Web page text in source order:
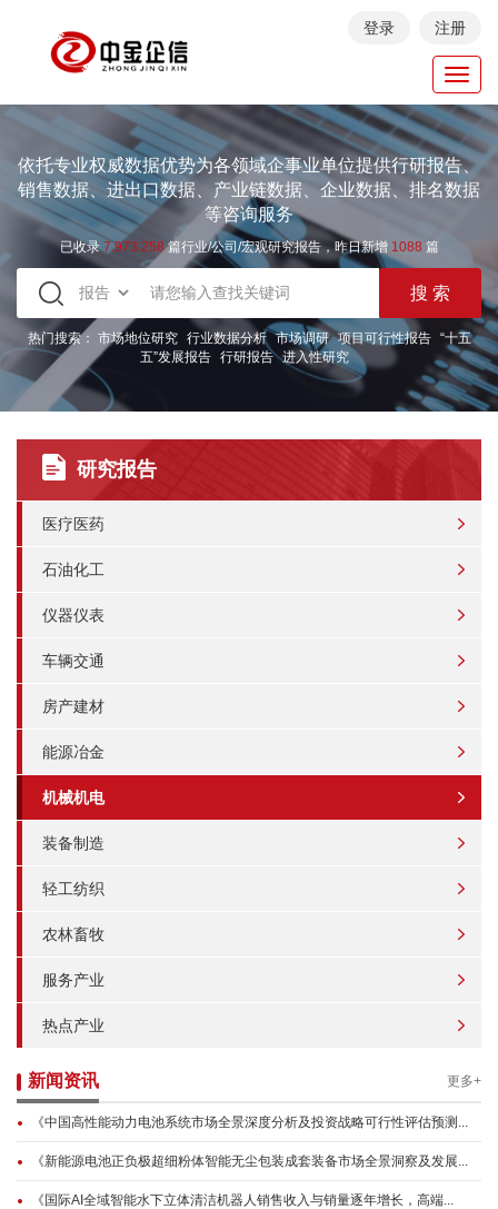
登录 注册
依托专业权威数据优势为各领域企事业单位提供行研报告、
销售数据、进出口数据、产业链数据、企业数据、排名数据
等咨询服务
已收录7.973.258篇行业/公司/宏观研究报告，昨日新增 1088 篇
热门搜索： 市场地位研究 行业数据分析 市场调研 项目可行性报告
“十五
五”发展报告 行研报告 进入性研究
研究报告
医疗医药
石油化工
仪器仪表
车辆交通
房产建材
能源冶金
机械机电
装备制造
轻工纺织
农林畜牧
服务产业
热点产业
新闻资讯 更多+
《中国高性能动力电池系统市场全景深度分析及投资战略可行性评估预测...
《新能源电池正负极超细粉体智能无尘包装成套装备市场全景洞察及发展...
《国际AI全域智能水下立体清洁机器人销售收入与销量逐年增长，高端...